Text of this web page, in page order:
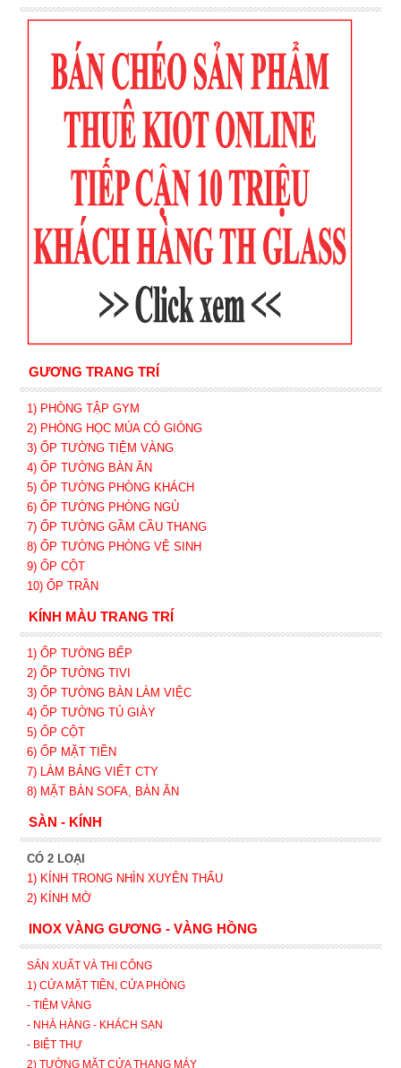
GƯƠNG TRANG TRÍ
1) PHÒNG TẬP GYM
2) PHÒNG HỌC MÚA CÓ GIÓNG
3) ỐP TƯỜNG TIỆM VÀNG
4) ỐP TƯỜNG BÀN ĂN
5) ỐP TƯỜNG PHÒNG KHÁCH
6) ỐP TƯỜNG PHÒNG NGỦ
7) ỐP TƯỜNG GẦM CẦU THANG
8) ỐP TƯỜNG PHÒNG VỆ SINH
9) ỐP CỘT
10) ỐP TRẦN
KÍNH MÀU TRANG TRÍ
1) ỐP TƯỜNG BẾP
2) ỐP TƯỜNG TIVI
3) ỐP TƯỜNG BÀN LÀM VIỆC
4) ỐP TƯỜNG TỦ GIÀY
5) ỐP CỘT
6) ỐP MẶT TIỀN
7) LÀM BẢNG VIẾT CTY
8) MẶT BÀN SOFA, BÀN ĂN
SÀN - KÍNH
CÓ 2 LOẠI
1) KÍNH TRONG NHÌN XUYÊN THẤU
2) KÍNH MỜ
INOX VÀNG GƯƠNG - VÀNG HỒNG
SẢN XUẤT VÀ THI CÔNG
1) CỬA MẶT TIỀN, CỬA PHÒNG
- TIỆM VÀNG
- NHÀ HÀNG - KHÁCH SẠN
- BIỆT THỰ
2) TƯỜNG MẶT CỬA THANG MÁY